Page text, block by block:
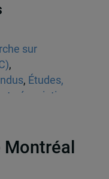
sur
,
, Études,
négociations